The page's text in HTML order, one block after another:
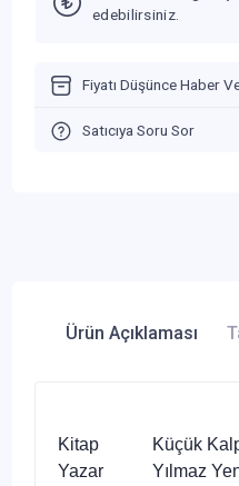
edebilirsiniz.
Fiyatı Düşünce Haber
Satıcıya Soru Sor
Ürün Açıklaması
Kitap Küçük
Yazar Yılmaz